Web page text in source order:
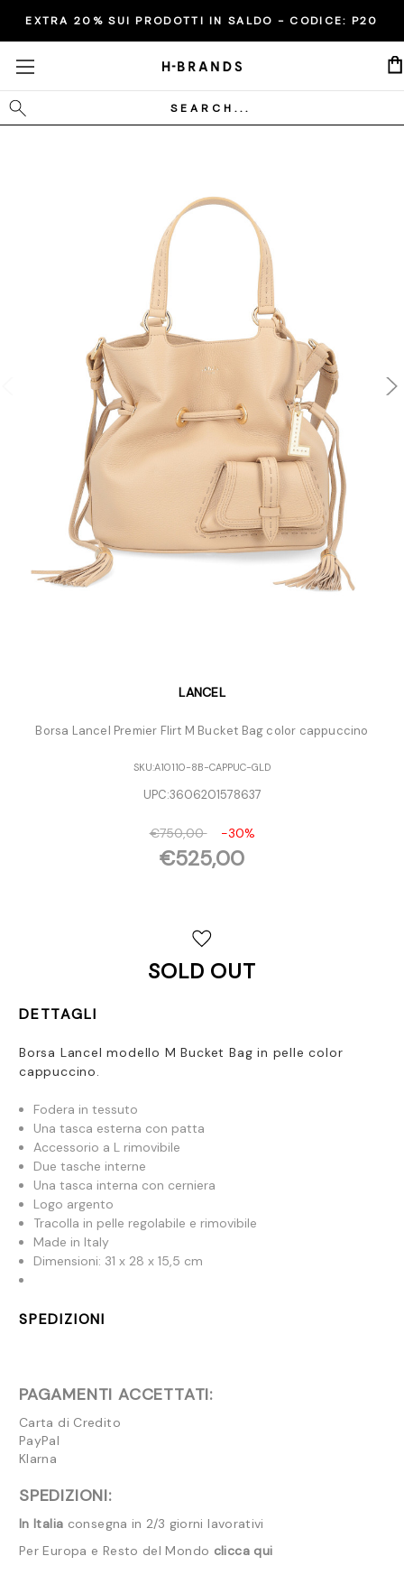
EXTRA 20% SUI PRODOTTI IN SALDO - CODICE: P20
Cerca
LANCEL
Borsa Lancel Premier Flirt M Bucket Bag color cappuccino
SKU:A10110-8B-CAPPUC-GLD
UPC:3606201578637
€750,00 -30%
€525,00
SOLD OUT
DETTAGLI
Borsa Lancel modello M Bucket Bag in pelle color
cappuccino.
Fodera in tessuto
Una tasca esterna con patta
Accessorio a L rimovibile
Due tasche interne
Una tasca interna con cerniera
Logo argento
Tracolla in pelle regolabile e rimovibile
Made in Italy
Dimensioni: 31 x 28 x 15,5 cm
SPEDIZIONI
PAGAMENTI ACCETTATI:
Carta di Credito
PayPal
Klarna
SPEDIZIONI:
In Italia consegna in 2/3 giorni lavorativi
Per Europa e Resto del Mondo clicca qui